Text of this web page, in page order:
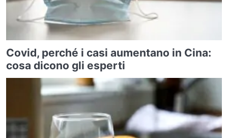
Covid, perché i casi aumentano in Cina:
cosa dicono gli esperti